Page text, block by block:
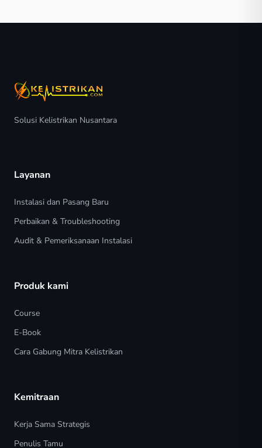
Solusi Kelistrikan Nusantara
Layanan
Instalasi dan Pasang Baru
Perbaikan & Troubleshooting
Audit & Pemeriksanaan Instalasi
Produk kami
Course
E-Book
Cara Gabung Mitra Kelistrikan
Kemitraan
Kerja Sama Strategis
Penulis Tamu